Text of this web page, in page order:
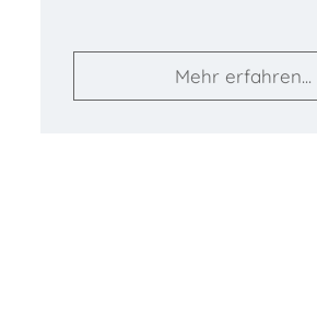
Mehr erfahren...